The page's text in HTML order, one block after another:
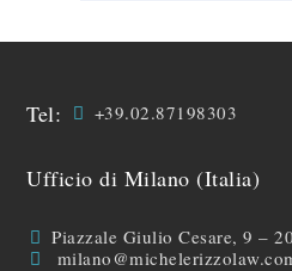
Tel: +39.02.87198303
Ufficio di Milano (Italia)
Piazzale Giulio Cesare, 9 –